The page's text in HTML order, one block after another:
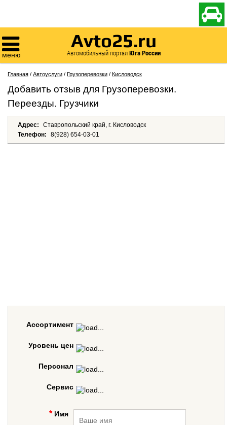


меню
Avto25.ru
Автомобильный порталЮга России
Главная / Автоуслуги / Грузоперевозки / Кисловодск
Добавить отзыв для Грузоперевозки.
Переезды. Грузчики
Адрес:
Ставропольский край, г. Кисловодск
Телефон:
8(928) 654-03-01
Ассортимент
Уровень цен
Персонал
Сервис
Имя